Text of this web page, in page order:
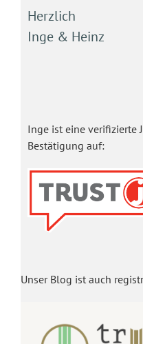
Herzlich
Inge & Heinz
Inge ist eine verifizierte
Bestätigung auf:
Unser Blog ist auch